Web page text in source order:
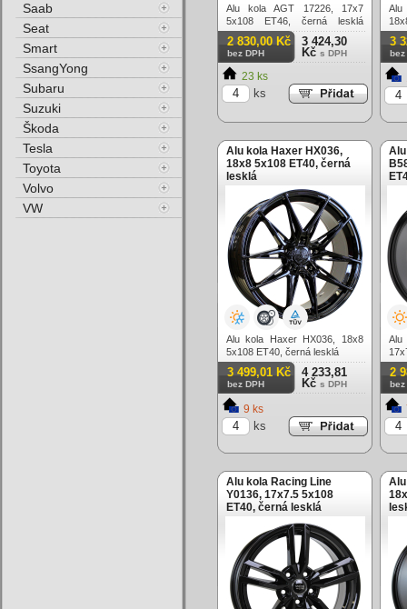
Alu kola AGT 17226, 17x7
5x108 ET46, černá lesklá
(zátěžová)
2 830,00 Kč
bez DPH
3 424,30
Kč s DPH
23 ks
ks
Alu
3
bez
Alu kola Haxer HX036,
18x8 5x108 ET40, černá
lesklá
Alu kola Haxer HX036, 18x8
5x108 ET40, černá lesklá
3 499,01 Kč
bez DPH
4 233,81
Kč s DPH
9 ks
ks
Alu
2
bez
Alu kola Racing Line
Y0136, 17x7.5 5x108
ET40, černá lesklá
Saab
Seat
Smart
SsangYong
Subaru
Suzuki
Škoda
Tesla
Toyota
Volvo
VW